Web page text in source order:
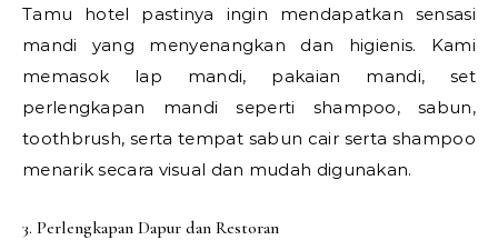
Tamu hotel pastinya ingin mendapatkan sensasi
mandi yang menyenangkan dan higienis. Kami
memasok lap mandi, pakaian mandi, set
perlengkapan mandi seperti shampoo, sabun,
toothbrush, serta tempat sabun cair serta shampoo
menarik secara visual dan mudah digunakan.
3. Perlengkapan Dapur dan Restoran